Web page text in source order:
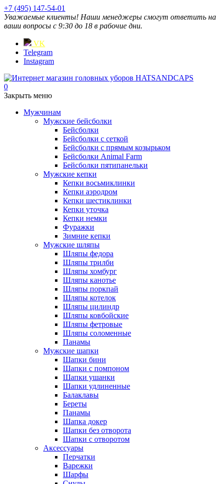
+7 (495) 147-54-01
Уважаемые клиенты! Наши менеджеры смогут ответить на
ваши вопросы с 9:30 до 18 в рабочие дни.
VK
Telegram
Instagram
0
Закрыть меню
Мужчинам
Мужские бейсболки
Бейсболки
Бейсболки с сеткой
Бейсболки с прямым козырьком
Бейсболки Animal Farm
Бейсболки пятипанельки
Мужские кепки
Кепки восьмиклинки
Кепки аэродром
Кепки шестиклинки
Кепки уточка
Кепки немки
Фуражки
Зимние кепки
Мужские шляпы
Шляпы федора
Шляпы трилби
Шляпы хомбург
Шляпы канотье
Шляпы поркпай
Шляпы котелок
Шляпы цилиндр
Шляпы ковбойские
Шляпы фетровые
Шляпы соломенные
Панамы
Мужские шапки
Шапки бини
Шапки с помпоном
Шапки ушанки
Шапки удлиненные
Балаклавы
Береты
Панамы
Шапка докер
Шапки без отворота
Шапки с отворотом
Аксессуары
Перчатки
Варежки
Шарфы